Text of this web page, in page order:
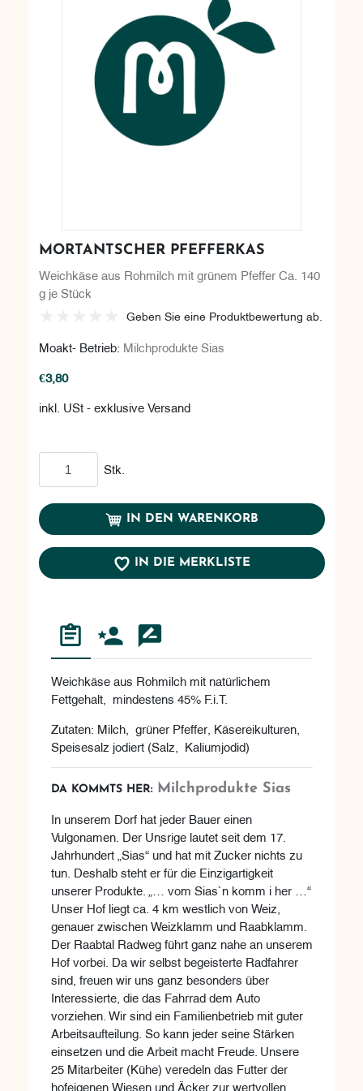
MORTANTSCHER PFEFFERKAS
Weichkäse aus Rohmilch mit grünem Pfeffer Ca. 140
g je Stück
Geben Sie eine Produktbewertung ab.
Moakt- Betrieb: Milchprodukte Sias
€3,80
inkl. USt - exklusive Versand
Stk.
IN DEN WARENKORB
IN DIE MERKLISTE
Weichkäse aus Rohmilch mit natürlichem
Fettgehalt, mindestens 45% F.i.T.
Zutaten: Milch, grüner Pfeffer, Käsereikulturen,
Speisesalz jodiert (Salz, Kaliumjodid)
DA KOMMTS HER: Milchprodukte Sias
In unserem Dorf hat jeder Bauer einen
Vulgonamen. Der Unsrige lautet seit dem 17.
Jahrhundert „Sias“ und hat mit Zucker nichts zu
tun. Deshalb steht er für die Einzigartigkeit
unserer Produkte. „… vom Sias`n komm i her …“
Unser Hof liegt ca. 4 km westlich von Weiz,
genauer zwischen Weizklamm und Raabklamm.
Der Raabtal Radweg führt ganz nahe an unserem
Hof vorbei. Da wir selbst begeisterte Radfahrer
sind, freuen wir uns ganz besonders über
Interessierte, die das Fahrrad dem Auto
vorziehen. Wir sind ein Familienbetrieb mit guter
Arbeitsaufteilung. So kann jeder seine Stärken
einsetzen und die Arbeit macht Freude. Unsere
25 Mitarbeiter (Kühe) veredeln das Futter der
hofeigenen Wiesen und Äcker zur wertvollen